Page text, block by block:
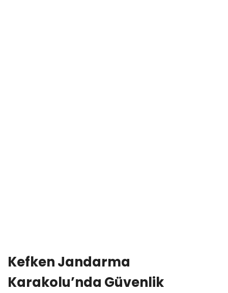
Kefken Jandarma
Karakolu’nda Güvenlik